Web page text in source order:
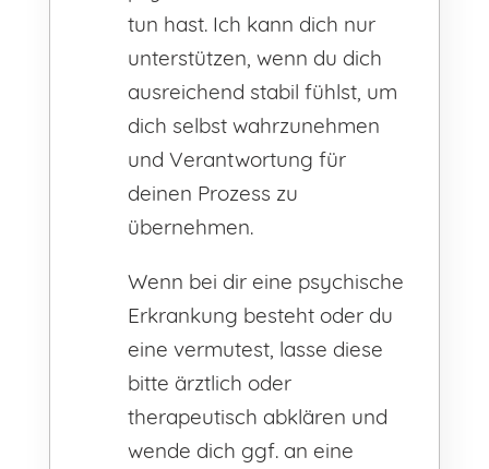
tun hast. Ich kann dich nur
unterstützen, wenn du dich
ausreichend stabil fühlst, um
dich selbst wahrzunehmen
und Verantwortung für
deinen Prozess zu
übernehmen.
Wenn bei dir eine psychische
Erkrankung besteht oder du
eine vermutest, lasse diese
bitte ärztlich oder
therapeutisch abklären und
wende dich ggf. an eine